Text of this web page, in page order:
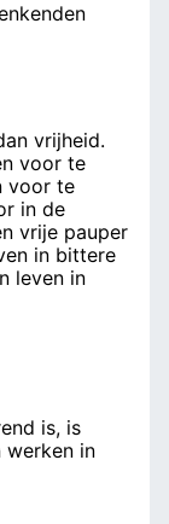
vrijheid.
voor te
voor te
in de
vrije pauper
in bittere
leven in
is, is
werken in